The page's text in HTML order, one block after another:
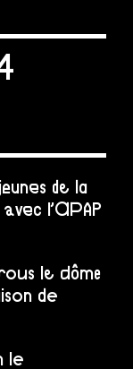
de la
l’APAP
le dôme
de
le